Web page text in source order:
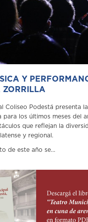
Y
ZORRILLA
Coliseo Podestá presenta
para los últimos meses del
que reflejan la
y regional.
de este año se...